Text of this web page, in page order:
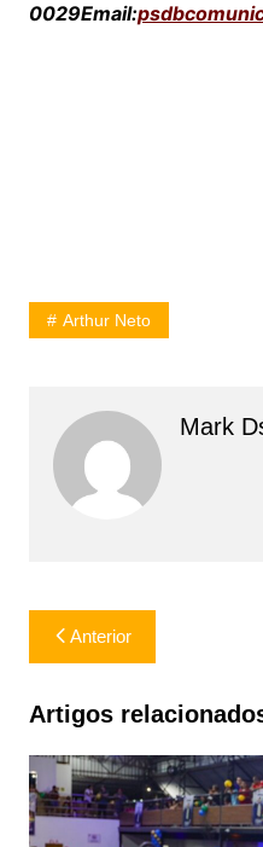
0029Email:
Arthur Neto
Mark
Navegação
de
Post
Anterior
Artigos